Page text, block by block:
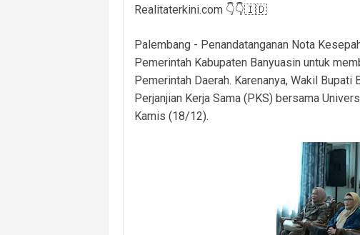
Realitaterkini.com 👇👇🇮🇩
Palembang - Penandatanganan Nota
Pemerintah Kabupaten Banyuasin untuk
Pemerintah Daerah. Karenanya, Wakil
Perjanjian Kerja Sama (PKS) bersama
Kamis (18/12).